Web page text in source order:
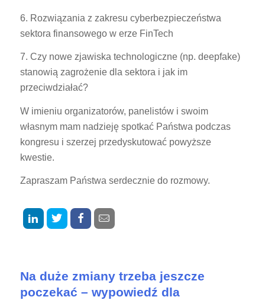
6. Rozwiązania z zakresu cyberbezpieczeństwa
sektora finansowego w erze FinTech
7. Czy nowe zjawiska technologiczne (np. deepfake)
stanowią zagrożenie dla sektora i jak im
przeciwdziałać?
W imieniu organizatorów, panelistów i swoim
własnym mam nadzieję spotkać Państwa podczas
kongresu i szerzej przedyskutować powyższe
kwestie.
Zapraszam Państwa serdecznie do rozmowy.
Na duże zmiany trzeba jeszcze
poczekać – wypowiedź dla